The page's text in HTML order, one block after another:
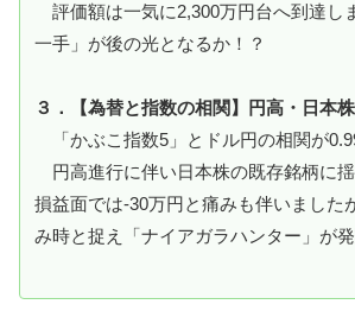
評価額は一気に2,300万円台へ到達し
一手」が後の光となるか！？
３．【為替と指数の相関】円高・日本
「かぶこ指数5」とドル円の相関が
円高進行に伴い日本株の既存銘柄に揺
損益面では-30万円と痛みも伴いました
み時と捉え「ナイアガラハンター」が発